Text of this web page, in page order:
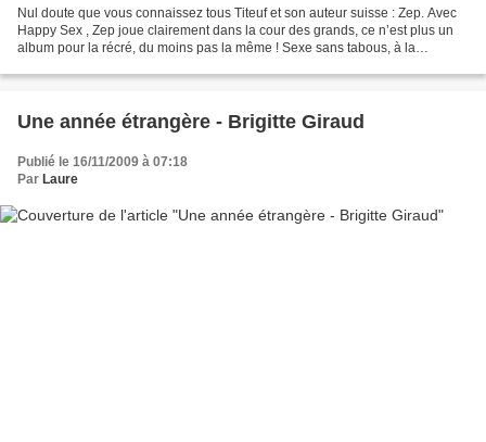
Nul doute que vous connaissez tous Titeuf et son auteur suisse : Zep. Avec
Happy Sex , Zep joue clairement dans la cour des grands, ce n’est plus un
album pour la récré, du moins pas la même ! Sexe sans tabous, à la
Une année étrangère - Brigitte Giraud
Publié le 16/11/2009 à 07:18
Par Laure